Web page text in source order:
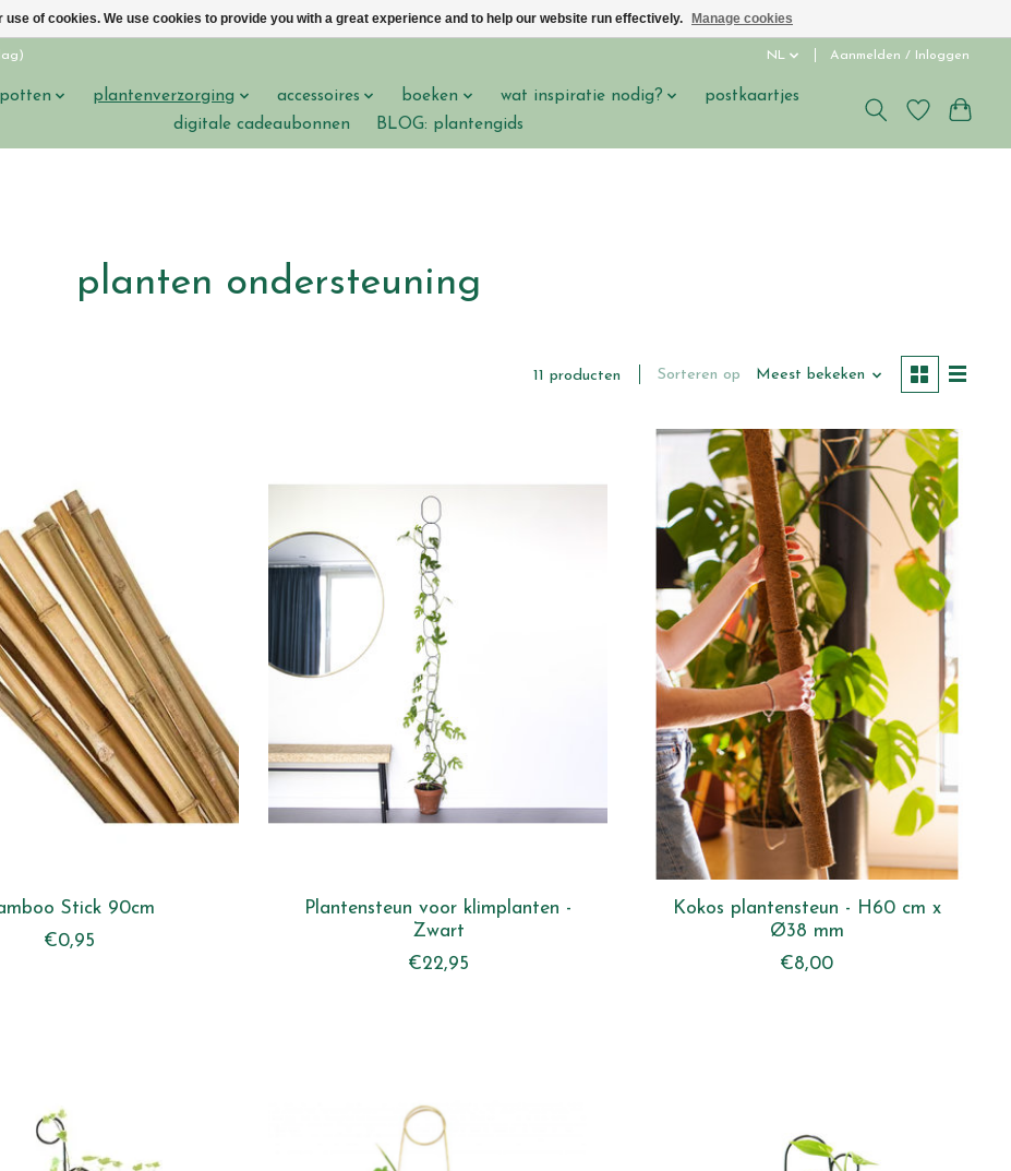
NL Aanmelden / Inloggen
potten plantenverzorging accessoires boeken wat inspiratie nodig?
postkaartjes
digitale cadeaubonnen
BLOG: plantengids
planten ondersteuning
11 producten Sorteren op Meest bekeken
Stick 90cm
€0,95
Plantensteun voor klimplanten -
Zwart
€22,95
Kokos plantensteun - H60 cm x
Ø38 mm
€8,00
use of cookies. We use cookies to provide you with a great experience and to help our website run effectively. Manage cookies